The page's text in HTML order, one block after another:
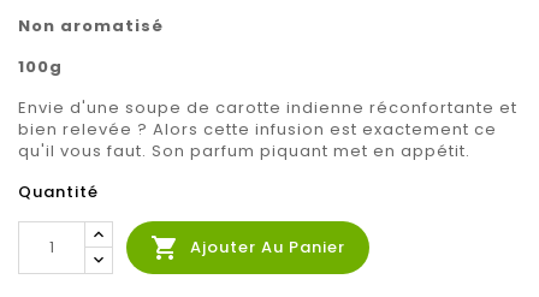
Non aromatisé
100g
Envie d'une soupe de carotte indienne réconfortante et
bien relevée ? Alors cette infusion est exactement ce
qu'il vous faut. Son parfum piquant met en appétit.
Quantité
 Ajouter Au Panier